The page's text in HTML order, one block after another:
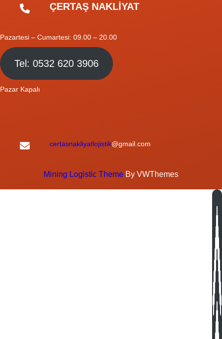
ÇERTAŞ NAKLİYAT
Pazartesi – Cumartesi: 09.00 – 20.00
Tel: 0532 620 3906
Pazar Kapalı
certasnakliyatlojistik@gmail.com
Mining Logistic Theme By VWThemes